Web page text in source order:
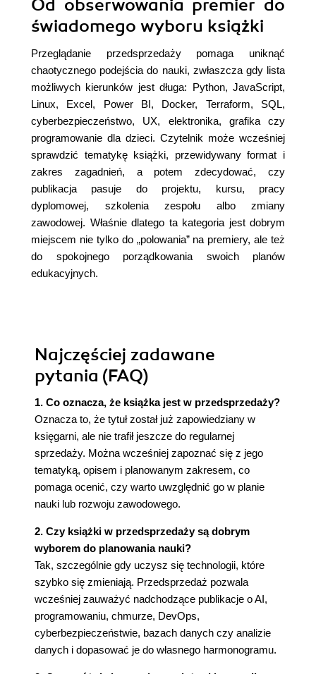
Od obserwowania premier do
świadomego wyboru książki
Przeglądanie przedsprzedaży pomaga uniknąć
chaotycznego podejścia do nauki, zwłaszcza gdy lista
możliwych kierunków jest długa: Python, JavaScript,
Linux, Excel, Power BI, Docker, Terraform, SQL,
cyberbezpieczeństwo, UX, elektronika, grafika czy
programowanie dla dzieci. Czytelnik może wcześniej
sprawdzić tematykę książki, przewidywany format i
zakres zagadnień, a potem zdecydować, czy
publikacja pasuje do projektu, kursu, pracy
dyplomowej, szkolenia zespołu albo zmiany
zawodowej. Właśnie dlatego ta kategoria jest dobrym
miejscem nie tylko do „polowania” na premiery, ale też
do spokojnego porządkowania swoich planów
edukacyjnych.
Najczęściej zadawane
pytania (FAQ)
1. Co oznacza, że książka jest w przedsprzedaży?
Oznacza to, że tytuł został już zapowiedziany w
księgarni, ale nie trafił jeszcze do regularnej
sprzedaży. Można wcześniej zapoznać się z jego
tematyką, opisem i planowanym zakresem, co
pomaga ocenić, czy warto uwzględnić go w planie
nauki lub rozwoju zawodowego.
2. Czy książki w przedsprzedaży są dobrym
wyborem do planowania nauki?
Tak, szczególnie gdy uczysz się technologii, które
szybko się zmieniają. Przedsprzedaż pozwala
wcześniej zauważyć nadchodzące publikacje o AI,
programowaniu, chmurze, DevOps,
cyberbezpieczeństwie, bazach danych czy analizie
danych i dopasować je do własnego harmonogramu.